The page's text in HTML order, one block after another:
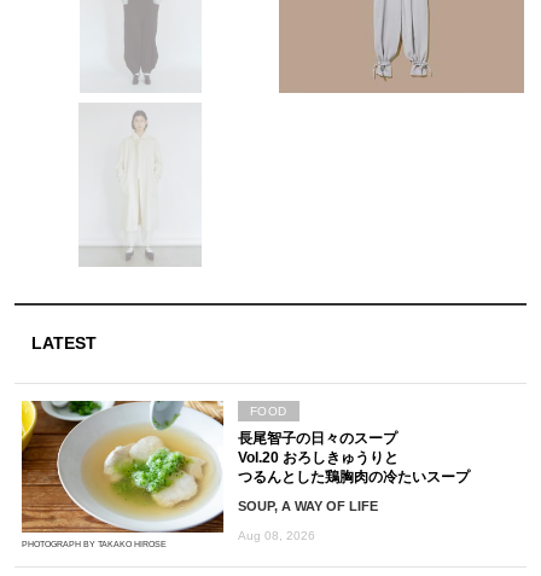
LATEST
PHOTOGRAPH BY TAKAKO HIROSE
長尾智子の日々のスープ
Vol.20 おろしきゅうりと
つるんとした鶏胸肉の冷たいスープ
SOUP, A WAY OF LIFE
Aug 08, 2026
FOOD